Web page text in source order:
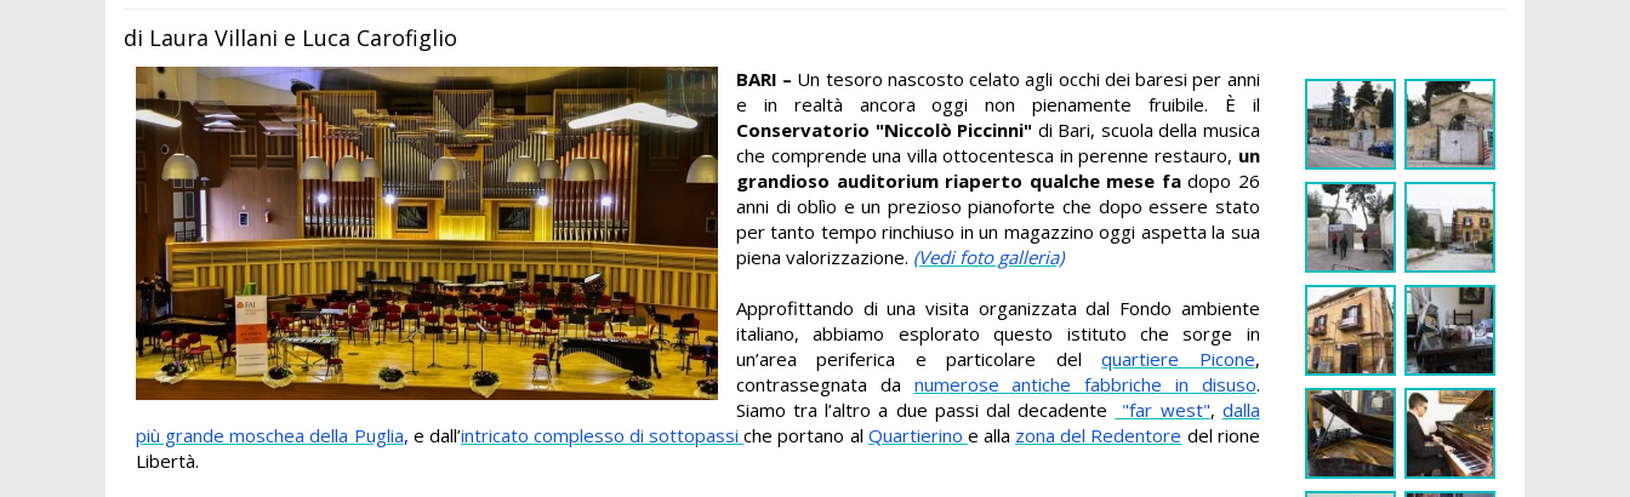
di Laura Villani e Luca Carofiglio
BARI – Un tesoro nascosto celato agli occhi dei baresi per anni
e in realtà ancora oggi non pienamente fruibile. È il
Conservatorio "Niccolò Piccinni" di Bari, scuola della musica
che comprende una villa ottocentesca in perenne restauro, un
grandioso auditorium riaperto qualche mese fadopo 26
anni di oblìo e un prezioso pianoforte che dopo essere stato
per tanto tempo rinchiuso in un magazzino oggi aspetta la sua
piena valorizzazione. (Vedi foto galleria)
Approfittando di una visita organizzata dal Fondo ambiente
italiano, abbiamo esplorato questo istituto che sorge in
un’area periferica e particolare delquartiere Picone,
contrassegnata da numerose antiche fabbriche in disuso.
Siamo tra l’altro a due passi dal decadente
"far west", dalla
più grande moschea della Puglia, e dall’intricato complesso di sottopassiche portano al Quartierino e alla zona del Redentore del rione
Libertà.